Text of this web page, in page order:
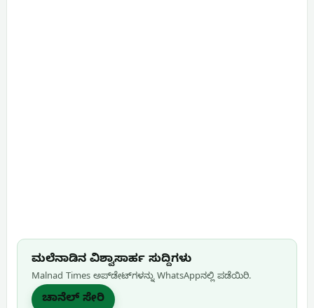
ಮಲೆನಾಡಿನ ವಿಶ್ವಾಸಾರ್ಹ ಸುದ್ದಿಗಳು
Malnad Times ಅಪ್‌ಡೇಟ್‌ಗಳನ್ನು WhatsApp‌ನಲ್ಲಿ ಪಡೆಯಿರಿ.
ಚಾನೆಲ್ ಸೇರಿ